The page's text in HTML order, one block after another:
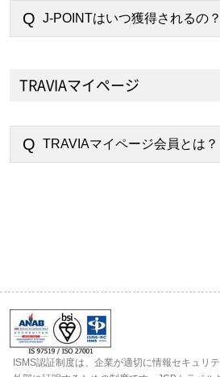
J-POINTはいつ獲得されるの？
TRAVIAマイページ
TRAVIAマイページ会員とは？
ISMS認証制度は、企業が適切に情報セキュリ